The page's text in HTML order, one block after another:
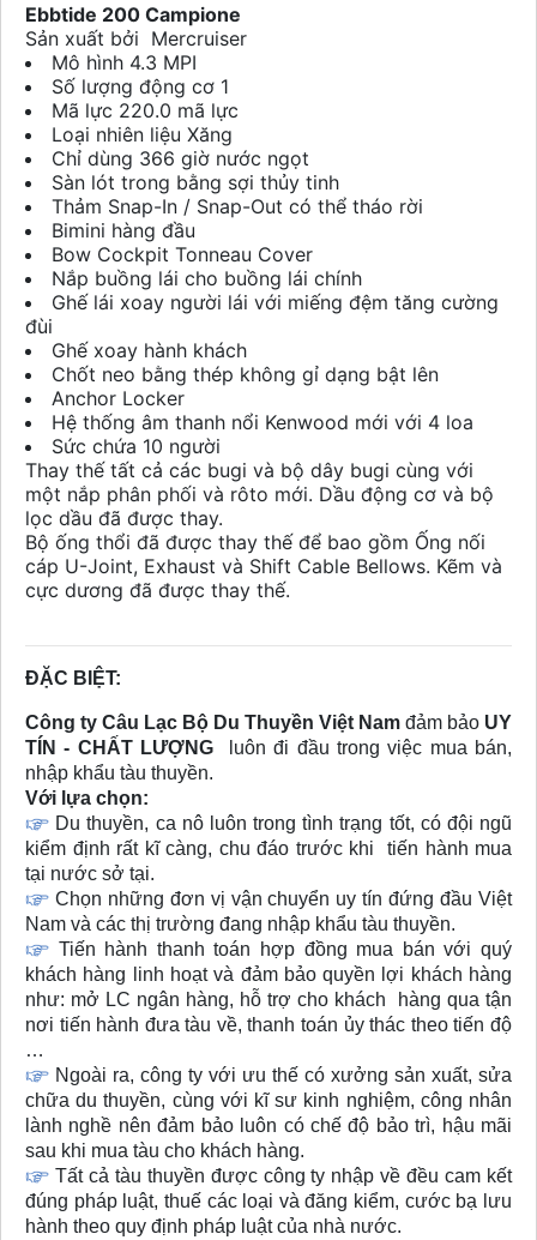
Ebbtide 200 Campione
Sản xuất bởi Mercruiser
Mô hình 4.3 MPI
Số lượng động cơ 1
Mã lực 220.0 mã lực
Loại nhiên liệu Xăng
Chỉ dùng 366 giờ nước ngọt
Sàn lót trong bằng sợi thủy tinh
Thảm Snap-In / Snap-Out có thể tháo rời
Bimini hàng đầu
Bow Cockpit Tonneau Cover
Nắp buồng lái cho buồng lái chính
Ghế lái xoay người lái với miếng đệm tăng cường
đùi
Ghế xoay hành khách
Chốt neo bằng thép không gỉ dạng bật lên
Anchor Locker
Hệ thống âm thanh nổi Kenwood mới với 4 loa
Sức chứa 10 người
Thay thế tất cả các bugi và bộ dây bugi cùng với
một nắp phân phối và rôto mới. Dầu động cơ và bộ
lọc dầu đã được thay.
Bộ ống thổi đã được thay thế để bao gồm Ống nối
cáp U-Joint, Exhaust và Shift Cable Bellows. Kẽm và
cực dương đã được thay thế.
ĐẶC BIỆT:
Công ty Câu Lạc Bộ Du Thuyền Việt Nam đảm bảo UY
TÍN - CHẤT LƯỢNG luôn đi đầu trong việc mua bán,
nhập khẩu tàu thuyền.
Với lựa chọn:
Du thuyền, ca nô luôn trong tình trạng tốt, có đội ngũ
kiểm định rất kĩ càng, chu đáo trước khi tiến hành mua
tại nước sở tại.
Chọn những đơn vị vận chuyển uy tín đứng đầu Việt
Nam và các thị trường đang nhập khẩu tàu thuyền.
Tiến hành thanh toán hợp đồng mua bán với quý
khách hàng linh hoạt và đảm bảo quyền lợi khách hàng
như: mở LC ngân hàng, hỗ trợ cho khách hàng qua tận
nơi tiến hành đưa tàu về, thanh toán ủy thác theo tiến độ
…
Ngoài ra, công ty với ưu thế có xưởng sản xuất, sửa
chữa du thuyền, cùng với kĩ sư kinh nghiệm, công nhân
lành nghề nên đảm bảo luôn có chế độ bảo trì, hậu mãi
sau khi mua tàu cho khách hàng.
Tất cả tàu thuyền được công ty nhập về đều cam kết
đúng pháp luật, thuế các loại và đăng kiểm, cước bạ lưu
hành theo quy định pháp luật của nhà nước.